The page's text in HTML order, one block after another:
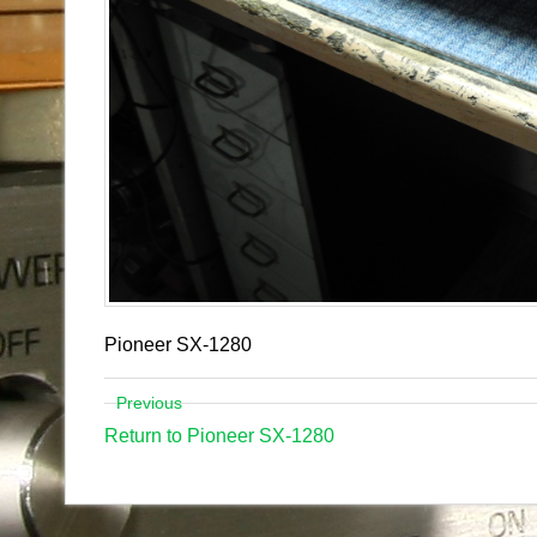
Pioneer SX-1280
Previous
Return to Pioneer SX-1280